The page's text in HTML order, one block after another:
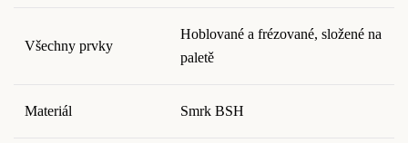
Všechny prvky
Hoblované a frézované, složené na
paletě
Materiál Smrk BSH